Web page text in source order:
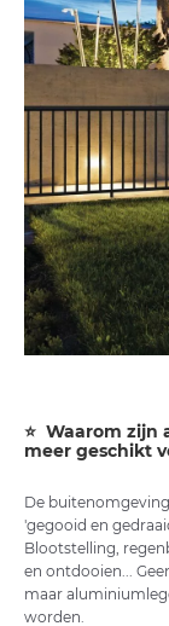
⭐ Waarom
meer geschikt
De
'gegooid en
Blootstelling,
en ontdooien...
maar
worden.